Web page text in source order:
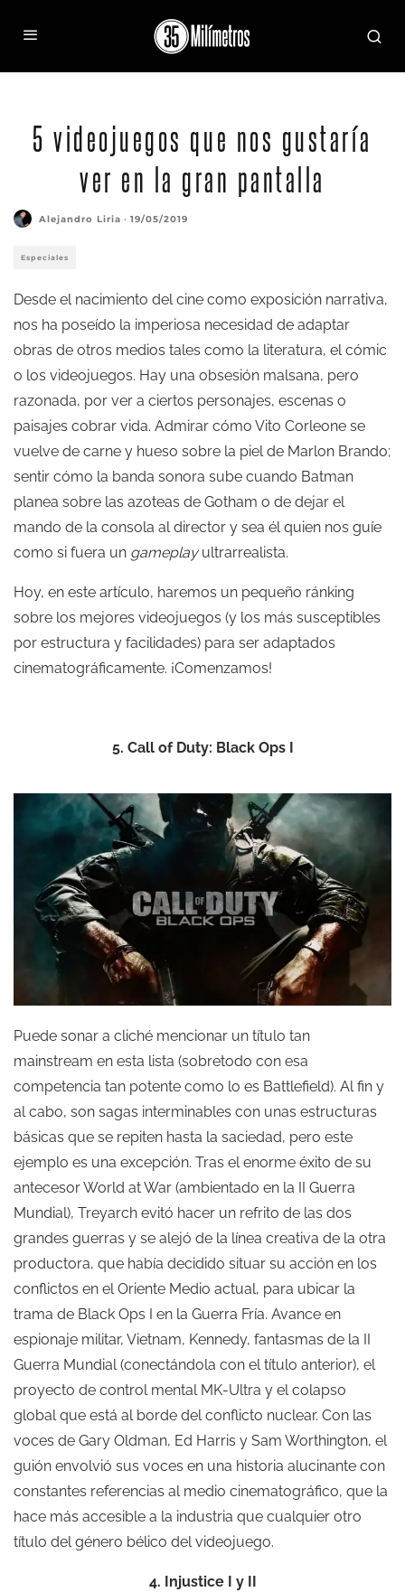
5 videojuegos que nos gustaría
ver en la gran pantalla
Alejandro Liria · 19/05/2019
Especiales
Desde el nacimiento del cine como exposición narrativa,
nos ha poseído la imperiosa necesidad de adaptar
obras de otros medios tales como la literatura, el cómic
o los videojuegos. Hay una obsesión malsana, pero
razonada, por ver a ciertos personajes, escenas o
paisajes cobrar vida. Admirar cómo Vito Corleone se
vuelve de carne y hueso sobre la piel de Marlon Brando;
sentir cómo la banda sonora sube cuando Batman
planea sobre las azoteas de Gotham o de dejar el
mando de la consola al director y sea él quien nos guíe
como si fuera un gameplayultrarrealista.
Hoy, en este artículo, haremos un pequeño ránking
sobre los mejores videojuegos (y los más susceptibles
por estructura y facilidades) para ser adaptados
cinematográficamente. ¡Comenzamos!
5. Call of Duty: Black Ops I
Puede sonar a cliché mencionar un título tan
mainstream en esta lista (sobretodo con esa
competencia tan potente como lo es Battlefield). Al fin y
al cabo, son sagas interminables con unas estructuras
básicas que se repiten hasta la saciedad, pero este
ejemplo es una excepción. Tras el enorme éxito de su
antecesor World at War (ambientado en la II Guerra
Mundial), Treyarch evitó hacer un refrito de las dos
grandes guerras y se alejó de la línea creativa de la otra
productora, que había decidido situar su acción en los
conflictos en el Oriente Medio actual, para ubicar la
trama de Black Ops I en la Guerra Fría. Avance en
espionaje militar, Vietnam, Kennedy, fantasmas de la II
Guerra Mundial (conectándola con el título anterior), el
proyecto de control mental MK-Ultra y el colapso
global que está al borde del conflicto nuclear. Con las
voces de Gary Oldman, Ed Harris y Sam Worthington, el
guión envolvió sus voces en una historia alucinante con
constantes referencias al medio cinematográfico, que la
hace más accesible a la industria que cualquier otro
título del género bélico del videojuego.
4. Injustice I y II